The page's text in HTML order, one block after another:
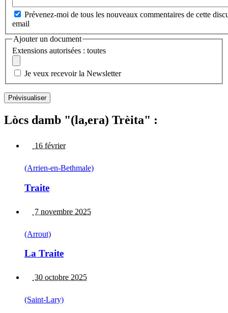
Prévenez-moi de tous les nouveaux commentaires de cette
email
Ajouter un document
Extensions autorisées : toutes
Je veux recevoir la Newsletter
Lòcs damb "(la,era) Trèita" :
16 février
(Arrien-en-Bethmale)
Traite
7 novembre 2025
(Arrout)
La Traite
30 octobre 2025
(Saint-Lary)